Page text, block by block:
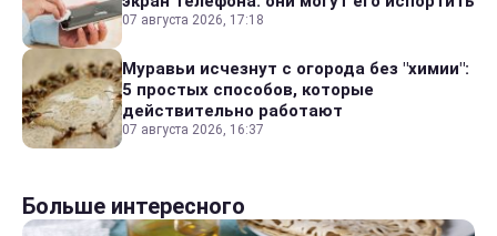
07 августа 2026, 17:18
Муравьи исчезнут с огорода без "химии":
5 простых способов, которые
действительно работают
07 августа 2026, 16:37
Больше интересного